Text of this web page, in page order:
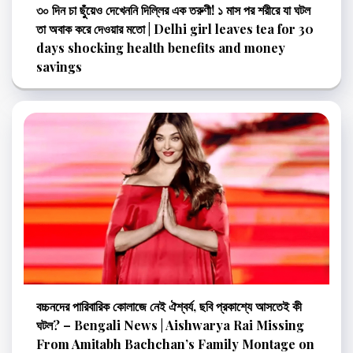
৩০ দিন চা ছুঁয়েও দেখেননি দিল্লির এক তরুণী! ১ মাস পর শরীরে যা ঘটল
তা অবাক করে দেওয়ার মতো | Delhi girl leaves tea for 30
days shocking health benefits and money
savings
বচ্চনদের পারিবারিক কোলাজে নেই ঐশ্বর্য, ছবি প্রকাশ্যে আসতেই কী
ঘটল? – Bengali News | Aishwarya Rai Missing
From Amitabh Bachchan’s Family Montage on